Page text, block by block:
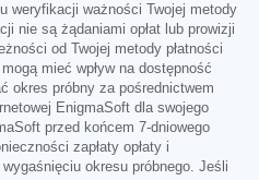
weryfikacji ważności Twojej metody
nie są żądaniami opłat lub prowizji
od Twojej metody płatności
mieć wpływ na dostępność
okres próbny za pośrednictwem
EnigmaSoft dla swojego
przed końcem 7-dniowego
zapłaty opłaty i
okresu próbnego. Jeśli